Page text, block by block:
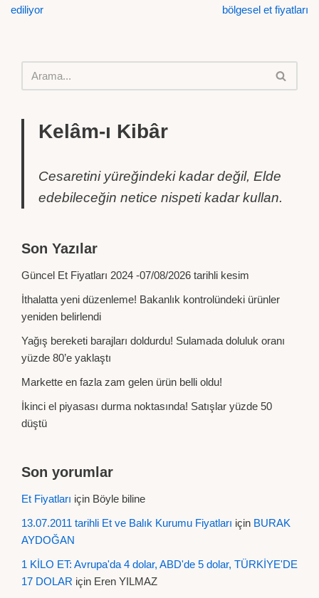
ediliyor bölgesel et fiyatları
Kelâm-ı Kibâr
Cesaretini yüreğindeki kadar değil, Elde
edebileceğin netice nispeti kadar kullan.
Son Yazılar
Güncel Et Fiyatları 2024 -07/08/2026 tarihli kesim
İthalatta yeni düzenleme! Bakanlık kontrolündeki ürünler
yeniden belirlendi
Yağış bereketi barajları doldurdu! Sulamada doluluk oranı
yüzde 80’e yaklaştı
Markette en fazla zam gelen ürün belli oldu!
İkinci el piyasası durma noktasında! Satışlar yüzde 50
düştü
Son yorumlar
Et Fiyatları için Böyle biline
13.07.2011 tarihli Et ve Balık Kurumu Fiyatları için BURAK
AYDOĞAN
1 KİLO ET: Avrupa'da 4 dolar, ABD'de 5 dolar, TÜRKİYE'DE
17 DOLAR için Eren YILMAZ